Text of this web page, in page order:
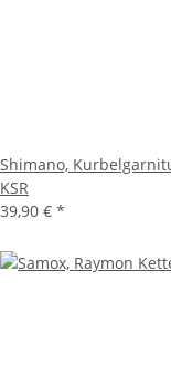
Shimano,
KSR
39,90 € *